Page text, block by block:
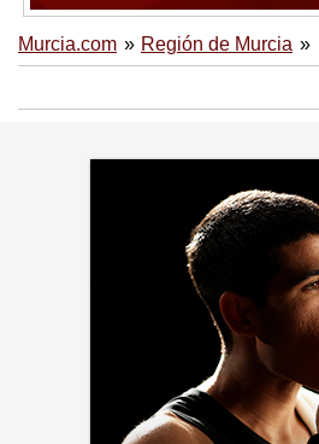
Murcia.com Región de Murcia